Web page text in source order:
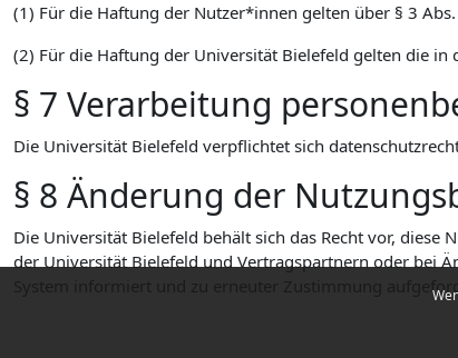
(1) Für die Haftung der Nutzer*innen gelten über § 3
(2) Für die Haftung der Universität Bielefeld gelten die in
§ 7 Verarbeitung
Die Universität Bielefeld verpflichtet sich
§ 8 Änderung der
Die Universität Bielefeld behält sich das Recht vor,
der Universität Bielefeld und Vertragspartnern oder bei
System informiert und zu erneuter Zustimmung